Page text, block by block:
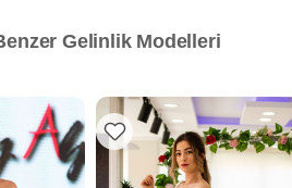
Gelinlik Modelleri